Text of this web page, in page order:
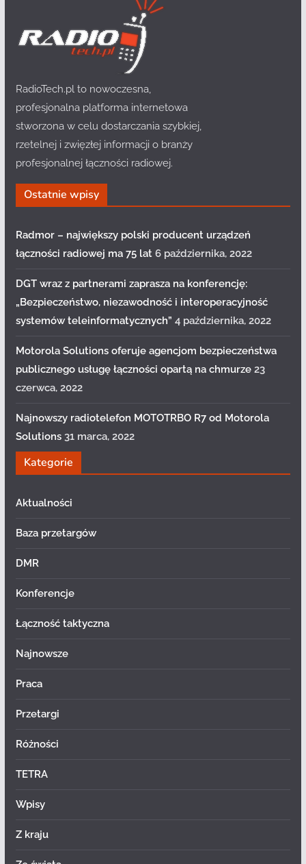
RadioTech.pl to nowoczesna,
profesjonalna platforma internetowa
stworzona w celu dostarczania szybkiej,
rzetelnej i zwięzłej informacji o branży
profesjonalnej łączności radiowej.
Ostatnie wpisy
Radmor – największy polski producent urządzeń
łączności radiowej ma 75 lat 6 października, 2022
DGT wraz z partnerami zaprasza na konferencję:
„Bezpieczeństwo, niezawodność i interoperacyjność
systemów teleinformatycznych” 4 października, 2022
Motorola Solutions oferuje agencjom bezpieczeństwa
publicznego usługę łączności opartą na chmurze 23
czerwca, 2022
Najnowszy radiotelefon MOTOTRBO R7 od Motorola
Solutions 31 marca, 2022
Kategorie
Aktualności
Baza przetargów
DMR
Konferencje
Łączność taktyczna
Najnowsze
Praca
Przetargi
Różności
TETRA
Wpisy
Z kraju